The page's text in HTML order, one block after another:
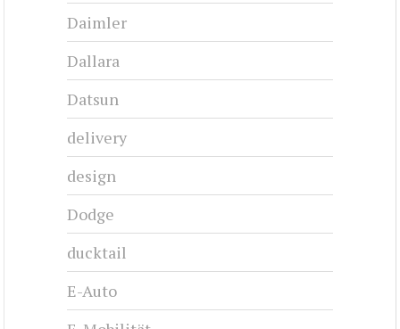
Daimler
Dallara
Datsun
delivery
design
Dodge
ducktail
E-Auto